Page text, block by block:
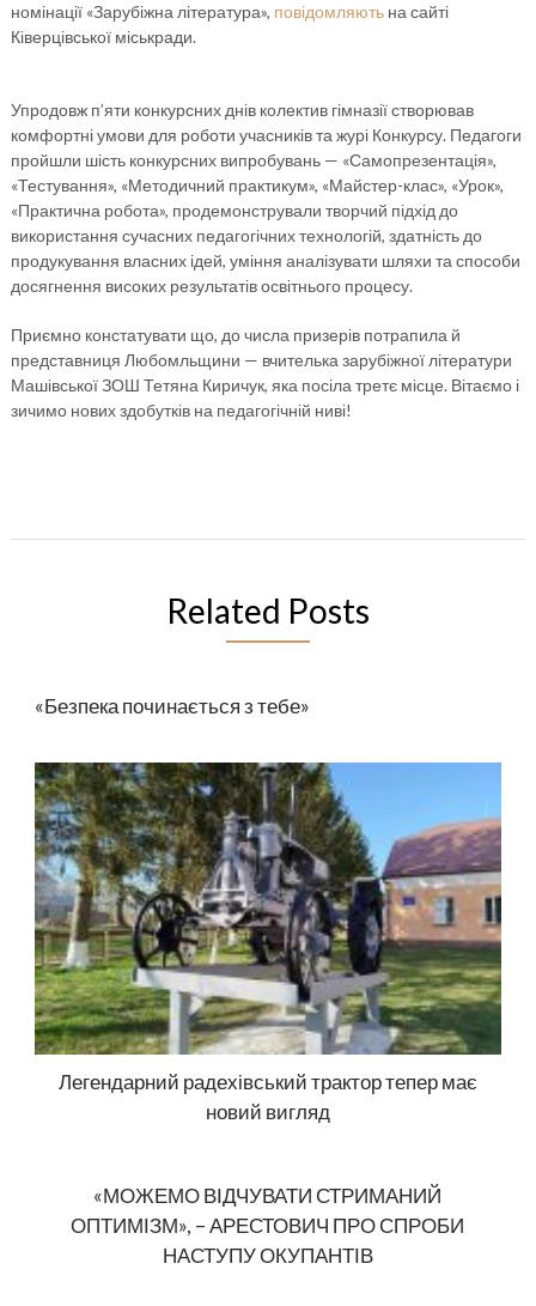
номінації «Зарубіжна література», повідомляютьна сайті
Ківерцівської міськради.
Упродовж п’яти конкурсних днів колектив гімназії створював
комфортні умови для роботи учасників та журі Конкурсу. Педагоги
пройшли шість конкурсних випробувань — «Самопрезентація»,
«Тестування», «Методичний практикум», «Майстер-клас», «Урок»,
«Практична робота», продемонстрували творчий підхід до
використання сучасних педагогічних технологій, здатність до
продукування власних ідей, уміння аналізувати шляхи та способи
досягнення високих результатів освітнього процесу.
Приємно констатувати що, до числа призерів потрапила й
представниця Любомльщини — вчителька зарубіжної літератури
Машівської ЗОШ Тетяна Киричук, яка посіла третє місце. Вітаємо і
зичимо нових здобутків на педагогічній ниві!
Related Posts
«Безпека починається з тебе»
Легендарний радехівський трактор тепер має
новий вигляд
«МОЖЕМО ВІДЧУВАТИ СТРИМАНИЙ
ОПТИМІЗМ», – АРЕСТОВИЧ ПРО СПРОБИ
НАСТУПУ ОКУПАНТІВ